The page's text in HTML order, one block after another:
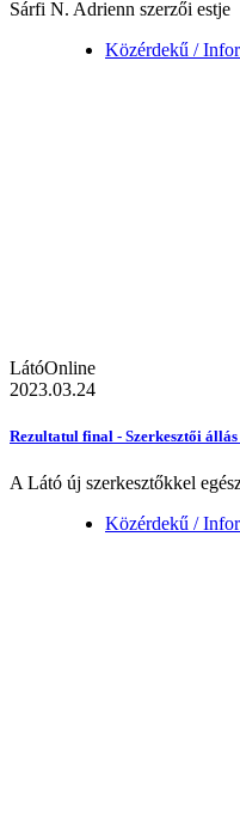
Sárfi N. Adrienn szerzői estje
Közérdekű /
LátóOnline
2023.03.24
Rezultatul final - Szerkesztői
A Látó új szerkesztőkkel
Közérdekű /